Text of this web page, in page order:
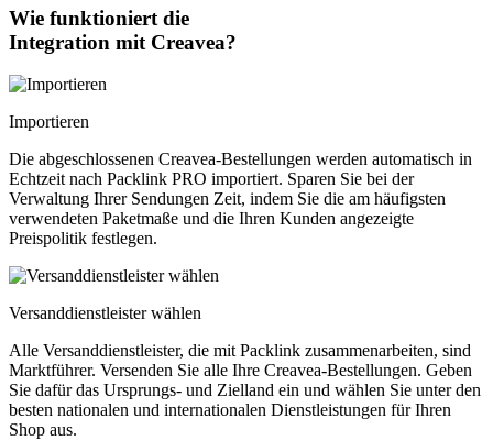
Wie funktioniert die
Integration mit Creavea?
Importieren
Die abgeschlossenen Creavea-Bestellungen werden automatisch in
Echtzeit nach Packlink PRO importiert. Sparen Sie bei der
Verwaltung Ihrer Sendungen Zeit, indem Sie die am häufigsten
verwendeten Paketmaße und die Ihren Kunden angezeigte
Preispolitik festlegen.
Versanddienstleister wählen
Alle Versanddienstleister, die mit Packlink zusammenarbeiten, sind
Marktführer. Versenden Sie alle Ihre Creavea-Bestellungen. Geben
Sie dafür das Ursprungs- und Zielland ein und wählen Sie unter den
besten nationalen und internationalen Dienstleistungen für Ihren
Shop aus.